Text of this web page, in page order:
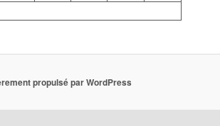
propulsé par WordPress